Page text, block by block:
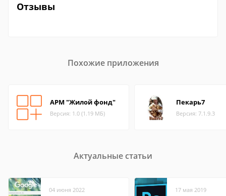
Отзывы
Похожие приложения
АРМ "Жилой фонд"
Версия: 1.0 (1.19 МБ)
Пекарь7
Версия: 7.1.9.3
Актуальные статьи
04 июня 2022 17 мая 2019